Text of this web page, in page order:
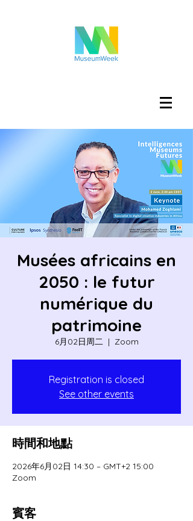
Musées africains en
2050 : le futur
numérique du
patrimoine
6月02日周二
  |
Zoom
Registration is closed
See other events
時間和地點
2026年6月02日 14:30 – GMT+2 15:00
Zoom
賓客